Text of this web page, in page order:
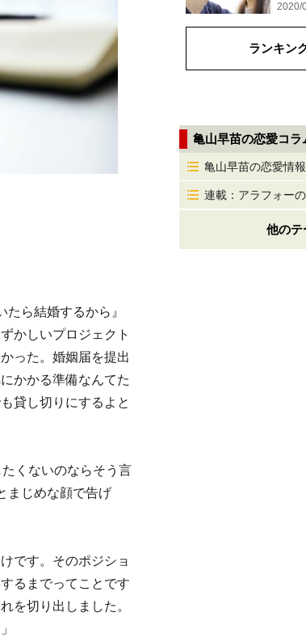
ら結婚するから』
かしいプロジェクト
った。婚姻届を提出
かかる準備なんてた
貸し切りにするよと
くないのならそう言
まじめな顔で告げ
です。そのポジショ
るまでってことです
を切り出しました。
2020/
ランキン
亀山早苗の恋愛コラ
亀山早苗の恋愛情報
連載：アラフォーの
他のテ